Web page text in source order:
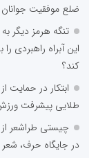
ضلع موفقیت جوانان
تنگه هرمز دیگر
این آبراه راهبردی
کند؟
ابتکار در حمایت
طلایی پیشرفت
چیستی طراشعر از
در جایگاه حرف،